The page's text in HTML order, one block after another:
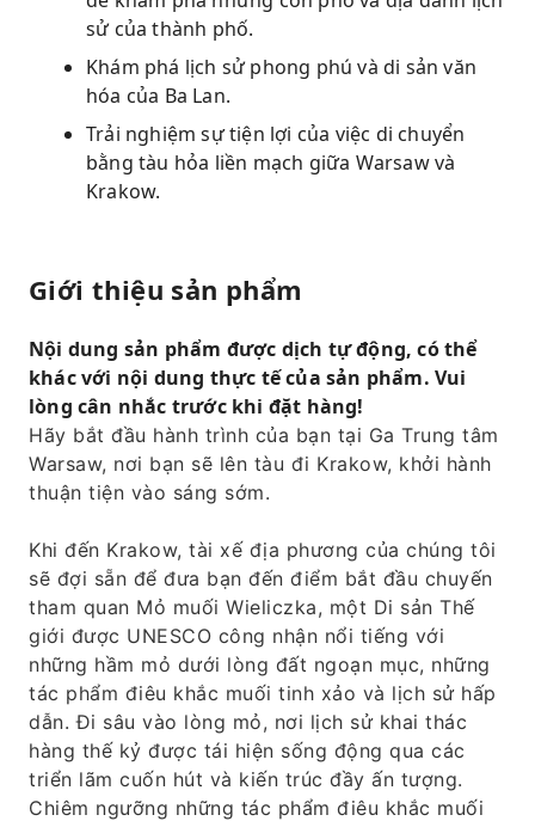
sử của thành phố.
Khám phá lịch sử phong phú và di sản văn
hóa của Ba Lan.
Trải nghiệm sự tiện lợi của việc di chuyển
bằng tàu hỏa liền mạch giữa Warsaw và
Krakow.
Giới thiệu sản phẩm
Nội dung sản phẩm được dịch tự động, có thể
khác với nội dung thực tế của sản phẩm. Vui
lòng cân nhắc trước khi đặt hàng!
Hãy bắt đầu hành trình của bạn tại Ga Trung tâm
Warsaw, nơi bạn sẽ lên tàu đi Krakow, khởi hành
thuận tiện vào sáng sớm.
Khi đến Krakow, tài xế địa phương của chúng tôi
sẽ đợi sẵn để đưa bạn đến điểm bắt đầu chuyến
tham quan Mỏ muối Wieliczka, một Di sản Thế
giới được UNESCO công nhận nổi tiếng với
những hầm mỏ dưới lòng đất ngoạn mục, những
tác phẩm điêu khắc muối tinh xảo và lịch sử hấp
dẫn. Đi sâu vào lòng mỏ, nơi lịch sử khai thác
hàng thế kỷ được tái hiện sống động qua các
triển lãm cuốn hút và kiến ​​trúc đầy ấn tượng.
Chiêm ngưỡng những tác phẩm điêu khắc muối